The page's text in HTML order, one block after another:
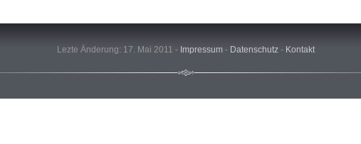
Lezte Änderung: 17. Mai 2011 - Impressum - Datenschutz - Kontakt